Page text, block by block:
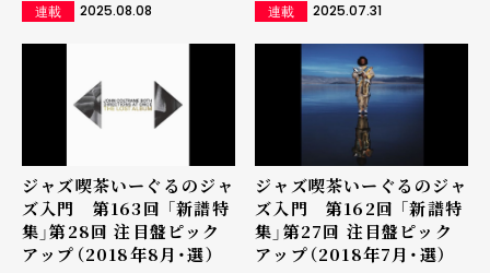
連載 2025.08.08 連載 2025.07.31
ジャズ喫茶いーぐるのジャ
ズ入門 第163回 「新譜特
集」第28回 注目盤ピック
アップ（2018年8月・選）
ジャズ喫茶いーぐるのジャ
ズ入門 第162回 「新譜特
集」第27回 注目盤ピック
アップ（2018年7月・選）